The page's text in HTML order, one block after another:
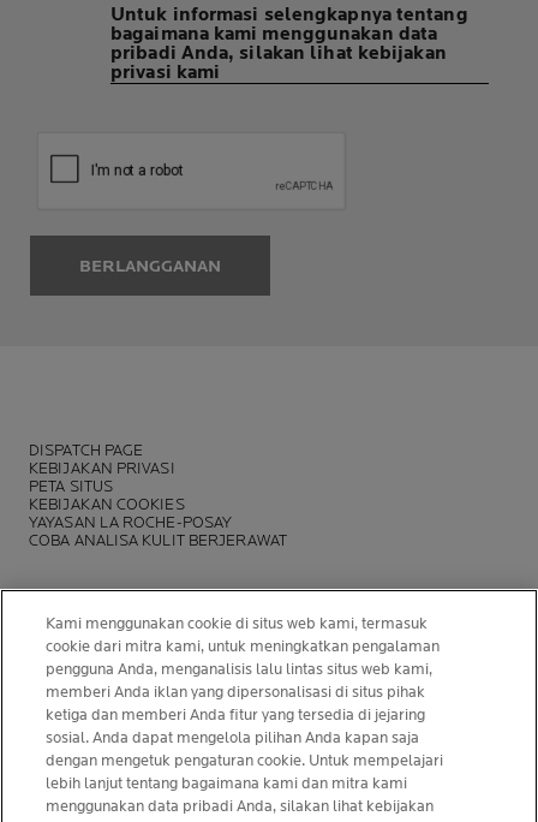
Untuk informasi selengkapnya tentang
bagaimana kami menggunakan data
pribadi Anda, silakan lihat kebijakan
privasi kami
BERLANGGANAN
DISPATCH PAGE
KEBIJAKAN PRIVASI
PETA SITUS
KEBIJAKAN COOKIES
YAYASAN LA ROCHE-POSAY
COBA ANALISA KULIT BERJERAWAT
© La Roche-Posay
© Centre Thermal de La Roche-Posay
© Getty Images
Kami menggunakan cookie di situs web kami, termasuk
cookie dari mitra kami, untuk meningkatkan pengalaman
pengguna Anda, menganalisis lalu lintas situs web kami,
memberi Anda iklan yang dipersonalisasi di situs pihak
ketiga dan memberi Anda fitur yang tersedia di jejaring
sosial. Anda dapat mengelola pilihan Anda kapan saja
dengan mengetuk pengaturan cookie. Untuk mempelajari
lebih lanjut tentang bagaimana kami dan mitra kami
menggunakan data pribadi Anda, silakan lihat kebijakan